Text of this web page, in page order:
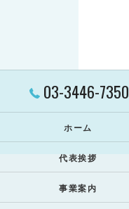
03-3446-7350
ホーム
代表挨拶
事業案内